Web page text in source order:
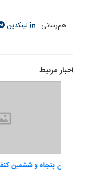
هم‌رسانی : لینکدین
اخبار مرتبط
فراخوان پنجاه‌ و‌